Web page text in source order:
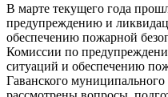
В марте текущего года
предупреждению и
обеспечению пожарной
Комиссии по
ситуаций и обеспечению
Гаванского